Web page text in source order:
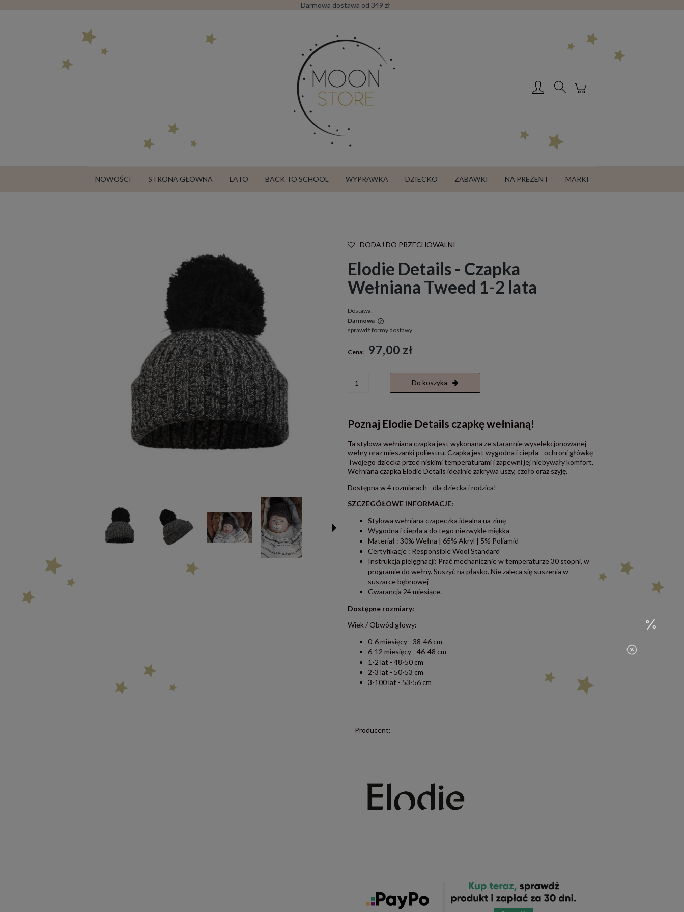
Darmowa dostawa od 349 zł
NOWOŚCI STRONA GŁÓWNA LATO BACK TO SCHOOL WYPRAWKA DZIECKO ZABAWKI NA PREZENT MARKI
DODAJ DO PRZECHOWALNI
Elodie Details - Czapka
Wełniana Tweed 1-2 lata
Dostawa:
Darmowa
Cena nie zawiera ewentualnych kosztów
płatności
sprawdź formy dostawy
Cena: 97,00 zł
Do koszyka
Poznaj Elodie Details czapkę wełnianą!
Ta stylowa wełniana czapka jest wykonana ze starannie wyselekcjonowanej
wełny oraz mieszanki poliestru. Czapka jest wygodna i ciepła - ochroni główkę
Twojego dziecka przed niskimi temperaturami i zapewni jej niebywały komfort.
Wełniana czapka Elodie Details idealnie zakrywa uszy, czoło oraz szyję.
Dostępna w 4 rozmiarach - dla dziecka i rodzica!
SZCZEGÓŁOWE INFORMACJE:
Stylowa wełniana czapeczka idealna na zimę
Wygodna i ciepła a do tego niezwykle miękka
Materiał : 30% Wełna | 65% Akryl | 5% Poliamid
Certyfikacje : Responsible Wool Standard
Instrukcja pielęgnacji: Prać mechanicznie w temperaturze 30 stopni, w
programie do wełny. Suszyć na płasko. Nie zaleca się suszenia w
suszarce bębnowej
Gwarancja 24 miesiące.
Dostępne rozmiary:
Wiek / Obwód głowy:
0-6 miesięcy - 38-46 cm
6-12 miesięcy - 46-48 cm
1-2 lat - 48-50 cm
2-3 lat - 50-53 cm
3-100 lat - 53-56 cm
Producent: